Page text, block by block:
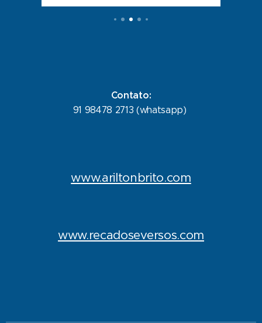
Contato:
91 98478 2713 (whatsapp)
www.ariltonbrito.com
www.recadoseversos.com